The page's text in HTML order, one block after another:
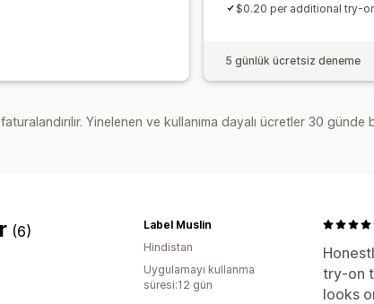
$0.20 per additional try-
5 günlük ücretsiz deneme
Yinelenen ve kullanıma dayalı ücretler 30 günde
(6)
try-on
looks
Label Muslin
Hindistan
Uygulamayı kullanma
süresi:12 gün